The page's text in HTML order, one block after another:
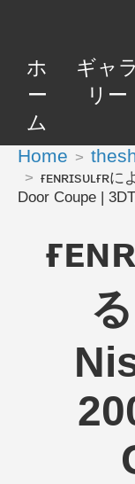
ホ
ー
ム
ギャラ
リー
Home
ғᴇɴʀɪsᴜʟғʀ
Door Coupe |